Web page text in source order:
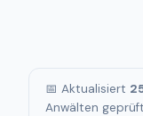
📅 Aktualisiert
Anwälten geprüft